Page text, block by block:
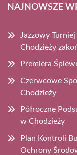
NAJNOWSZE
Jazzowy
Chodzieży
Premiera
Czerwcowe
Chodzieży
Półroczne
w Chodzieży
Plan Kontroli
Ochrony